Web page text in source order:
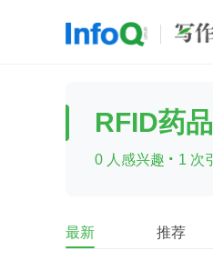
前端 AI
查看更多
RFID药
0 人感兴趣 · 1 次
最新 推荐